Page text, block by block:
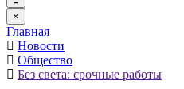
×
Главная
Новости
Общество
Без света: срочные работы